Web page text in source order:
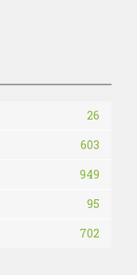
26
603
949
95
702